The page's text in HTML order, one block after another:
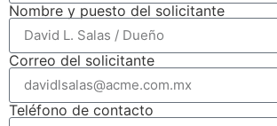
Nombre y puesto del solicitante
Correo del solicitante
Teléfono de contacto